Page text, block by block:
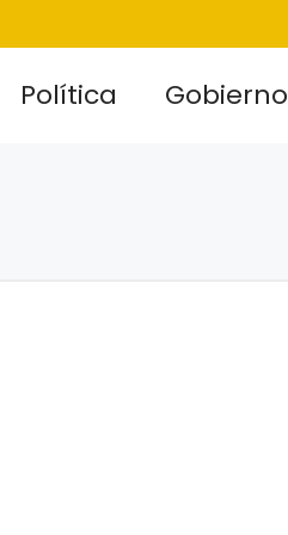
Política Gobierno